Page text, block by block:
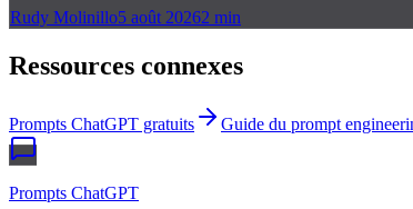
Rudy Molinillo5 août 20262 min
Ressources connexes
Prompts ChatGPT gratuits Guide du prompt
Prompts ChatGPT